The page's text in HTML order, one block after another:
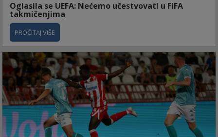
Oglasila se UEFA: Nećemo učestvovati u FIFA
takmičenjima
PROČITAJ VIŠE